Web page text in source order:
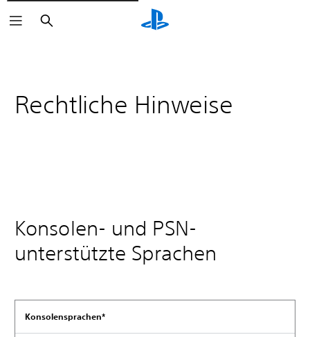
Suchen
Rechtliche Hinweise
Konsolen- und PSN-
unterstützte Sprachen
Konsolensprachen*